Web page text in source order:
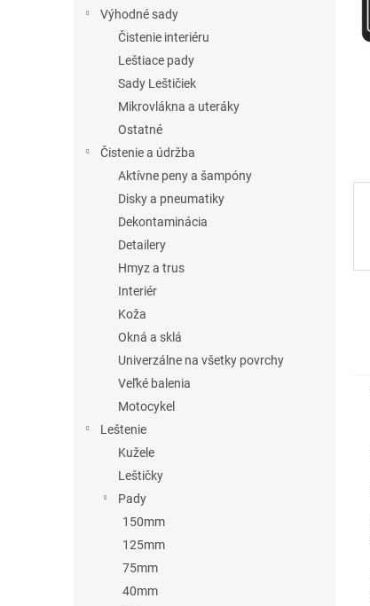
Výhodné sady
Čistenie interiéru
Leštiace pady
Sady Leštičiek
Mikrovlákna a uteráky
Ostatné
Čistenie a údržba
Aktívne peny a šampóny
Disky a pneumatiky
Dekontaminácia
Detailery
Hmyz a trus
Interiér
Koža
Okná a sklá
Univerzálne na všetky povrchy
Veľké balenia
Motocykel
Leštenie
Kužele
Leštičky
Pady
150mm
125mm
75mm
40mm